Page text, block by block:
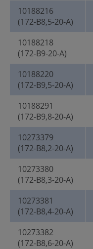
10188216
(172-B8,5-20-A)
10188218
(172-B9-20-A)
10188220
(172-B9,5-20-A)
10188291
(172-B9,8-20-A)
10273379
(172-B8,2-20-A)
10273380
(172-B8,3-20-A)
10273381
(172-B8,4-20-A)
10273382
(172-B8,6-20-A)